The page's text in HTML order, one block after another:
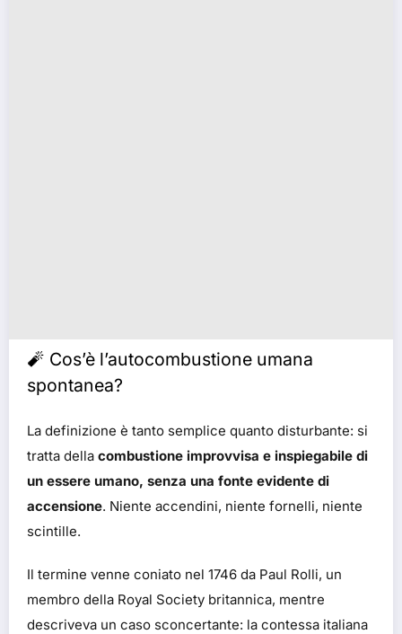
🧨 Cos’è l’autocombustione umana
spontanea?
La definizione è tanto semplice quanto disturbante: si
tratta della combustione improvvisa e inspiegabile di
un essere umano, senza una fonte evidente di
accensione. Niente accendini, niente fornelli, niente
scintille.
Il termine venne coniato nel 1746 da Paul Rolli, un
membro della Royal Society britannica, mentre
descriveva un caso sconcertante: la contessa italiana